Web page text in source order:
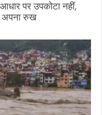
पर उपकोटा नहीं,
अपना रुख